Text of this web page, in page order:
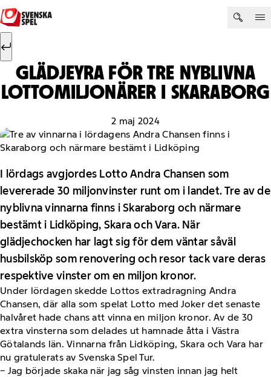
Hoppa till innehåll
Sök efter:
GLÄDJEYRA FÖR TRE NYBLIVNA
LOTTOMILJONÄRER I SKARABORG
2 maj 2024
I lördags avgjordes Lotto Andra Chansen som
levererade 30 miljonvinster runt om i landet. Tre av de
nyblivna vinnarna finns i Skaraborg och närmare
bestämt i Lidköping, Skara och Vara. När
glädjechocken har lagt sig för dem väntar såväl
husbilsköp som renovering och resor tack vare deras
respektive vinster om en miljon kronor.
Under lördagen skedde Lottos extradragning Andra
Chansen, där alla som spelat Lotto med Joker det senaste
halvåret hade chans att vinna en miljon kronor. Av de 30
extra vinsterna som delades ut hamnade åtta i Västra
Götalands län. Vinnarna från Lidköping, Skara och Vara har
nu gratulerats av Svenska Spel Tur.
− Jag började skaka när jag såg vinsten innan jag helt